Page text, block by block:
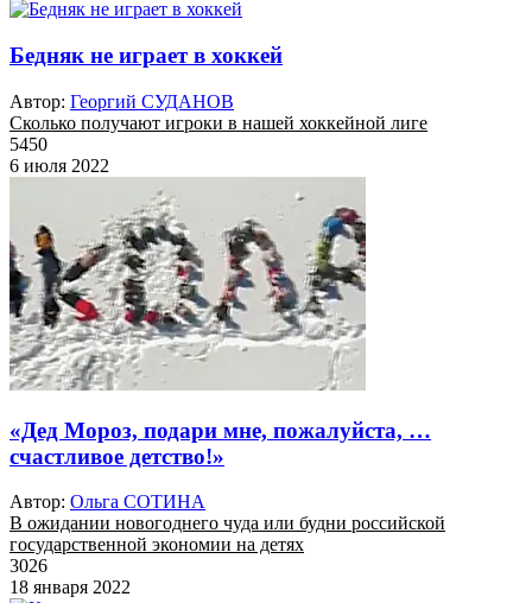
Бедняк не играет в хоккей
Автор: Георгий СУДАНОВ
Сколько получают игроки в нашей хоккейной лиге
5450
6 июля 2022
«Дед Мороз, подари мне, пожалуйста, …
счастливое детство!»
Автор: Ольга СОТИНА
В ожидании новогоднего чуда или будни российской
государственной экономии на детях
3026
18 января 2022